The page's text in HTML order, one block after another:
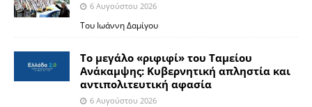
6 Αυγούστου 2026
Του Ιωάννη Δαμίγου
Το μεγάλο «ριφιφί» του Ταμείου
Ανάκαμψης: Κυβερνητική απληστία και
αντιπολιτευτική αφασία
6 Αυγούστου 2026